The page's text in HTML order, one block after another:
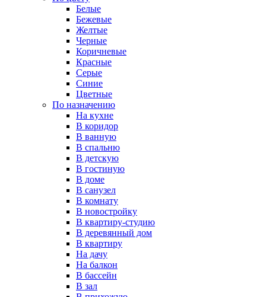
Белые
Бежевые
Желтые
Черные
Коричневые
Красные
Серые
Синие
Цветные
По назначению
На кухне
В коридор
В ванную
В спальню
В детскую
В гостиную
В доме
В санузел
В комнату
В новостройку
В квартиру-студию
В деревянный дом
В квартиру
На дачу
На балкон
В бассейн
В зал